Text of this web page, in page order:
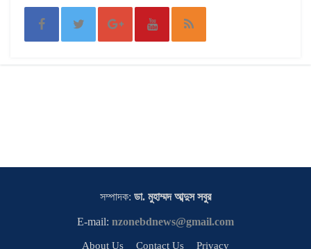
সম্পাদক: ডা. মুহাম্মদ আব্দুস সবুর
E-mail: nzonebdnews@gmail.com
About Us Contact Us Privacy